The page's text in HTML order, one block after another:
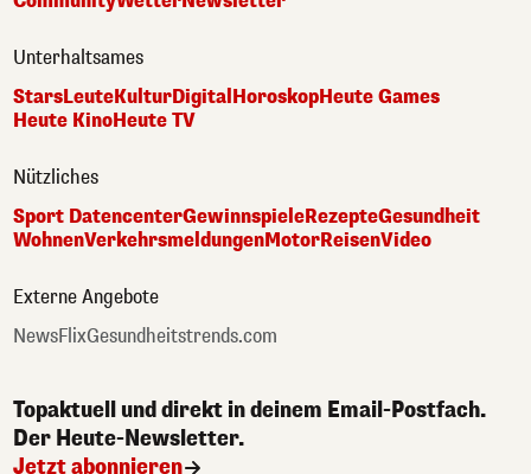
Unterhaltsames
StarsLeuteKulturDigitalHoroskopHeute Games
Heute KinoHeute TV
Nützliches
Sport DatencenterGewinnspieleRezepteGesundheit
WohnenVerkehrsmeldungenMotorReisenVideo
Externe Angebote
NewsFlixGesundheitstrends.com
Topaktuell und direkt in deinem Email-Postfach.
Der Heute-Newsletter.
Jetzt abonnieren